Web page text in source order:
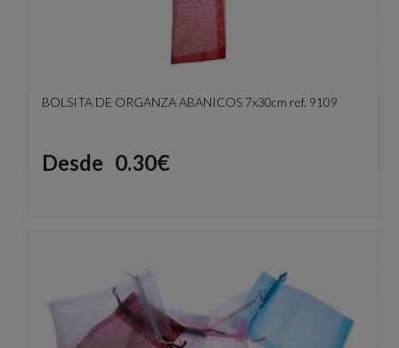
BOLSITA DE ORGANZA ABANICOS 7x30cm ref. 9109
Precio
Desde 0.30€